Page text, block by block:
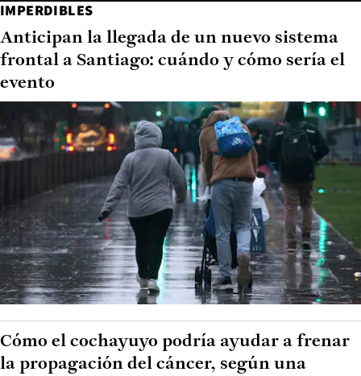
IMPERDIBLES
Anticipan la llegada de un nuevo sistema
frontal a Santiago: cuándo y cómo sería el
evento
Cómo el cochayuyo podría ayudar a frenar
la propagación del cáncer, según una